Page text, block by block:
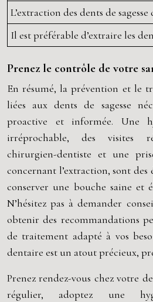
L’extraction des dents de
Il est préférable d’extraire les
Prenez le contrôle de votre
En résumé, la prévention et le
liées aux dents de sagesse
proactive et informée. Une
irréprochable, des visites
chirurgien-dentiste et une
concernant l’extraction, sont des
conserver une bouche saine et
N’hésitez pas à demander
obtenir des recommandations
de traitement adapté à vos
dentaire est un atout précieux,
Prenez rendez-vous chez votre
régulier, adoptez une